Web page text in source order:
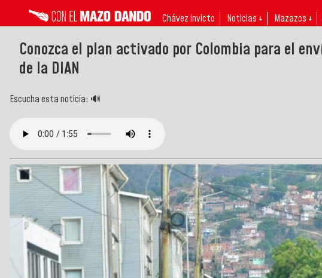
Chávez invicto Noticias ↓ Mazazos ↓
Conozca el plan activado por Colombia para el
de la DIAN
Escucha esta noticia: 🔊